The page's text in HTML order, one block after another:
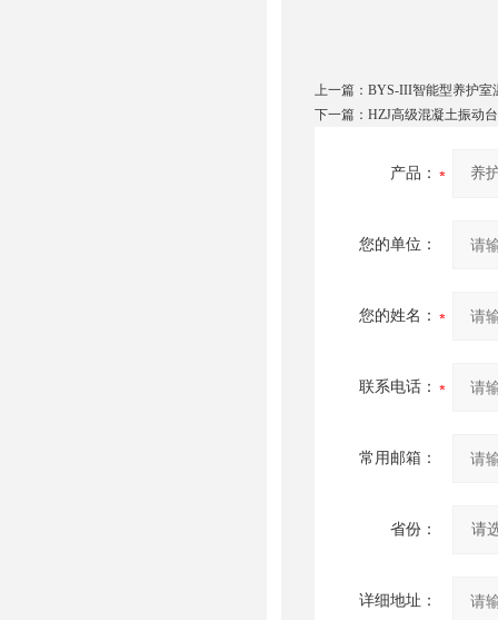
上一篇： BYS-III智能型养护室
下一篇： HZJ高级混凝土振动
产品：
您的单位：
您的姓名：
联系电话：
常用邮箱：
省份：
详细地址：